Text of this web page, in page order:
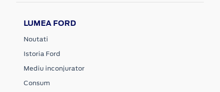
LUMEA FORD
Noutati
Istoria Ford
Mediu inconjurator
Consum